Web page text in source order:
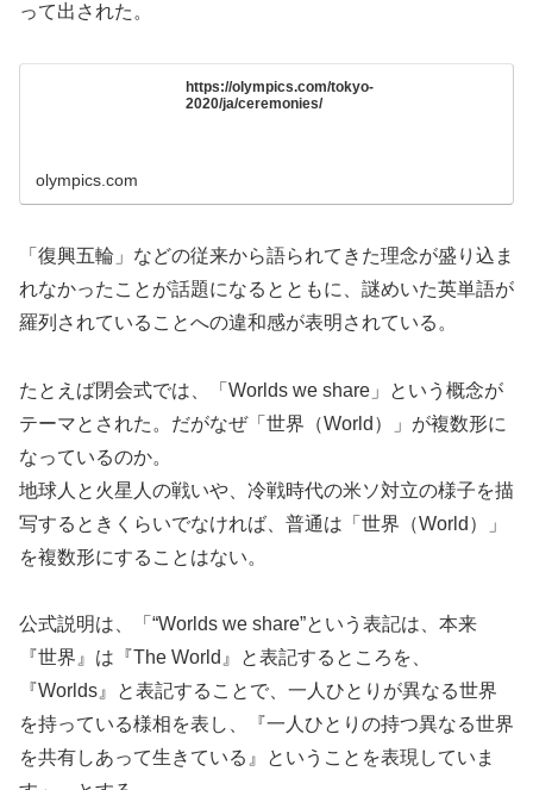
って出された。
https://olympics.com/tokyo-
2020/ja/ceremonies/
olympics.com
「復興五輪」などの従来から語られてきた理念が盛り込ま
れなかったことが話題になるとともに、謎めいた英単語が
羅列されていることへの違和感が表明されている。
たとえば閉会式では、「Worlds we share」という概念が
テーマとされた。だがなぜ「世界（World）」が複数形に
なっているのか。
地球人と火星人の戦いや、冷戦時代の米ソ対立の様子を描
写するときくらいでなければ、普通は「世界（World）」
を複数形にすることはない。
公式説明は、「“Worlds we share”という表記は、本来
『世界』は『The World』と表記するところを、
『Worlds』と表記することで、一人ひとりが異なる世界
を持っている様相を表し、『一人ひとりの持つ異なる世界
を共有しあって生きている』ということを表現していま